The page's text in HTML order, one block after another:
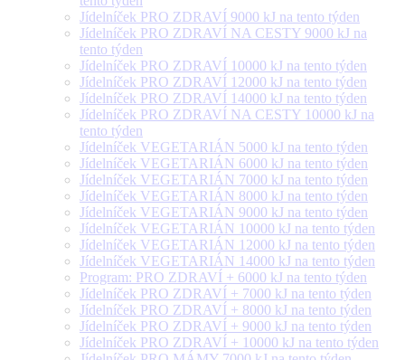
Jídelníček PRO ZDRAVÍ 9000 kJ na tento týden
Jídelníček PRO ZDRAVÍ NA CESTY 9000 kJ na
tento týden
Jídelníček PRO ZDRAVÍ 10000 kJ na tento týden
Jídelníček PRO ZDRAVÍ 12000 kJ na tento týden
Jídelníček PRO ZDRAVÍ 14000 kJ na tento týden
Jídelníček PRO ZDRAVÍ NA CESTY 10000 kJ na
tento týden
Jídelníček VEGETARIÁN 5000 kJ na tento týden
Jídelníček VEGETARIÁN 6000 kJ na tento týden
Jídelníček VEGETARIÁN 7000 kJ na tento týden
Jídelníček VEGETARIÁN 8000 kJ na tento týden
Jídelníček VEGETARIÁN 9000 kJ na tento týden
Jídelníček VEGETARIÁN 10000 kJ na tento týden
Jídelníček VEGETARIÁN 12000 kJ na tento týden
Jídelníček VEGETARIÁN 14000 kJ na tento týden
Program: PRO ZDRAVÍ + 6000 kJ na tento týden
Jídelníček PRO ZDRAVÍ + 7000 kJ na tento týden
Jídelníček PRO ZDRAVÍ + 8000 kJ na tento týden
Jídelníček PRO ZDRAVÍ + 9000 kJ na tento týden
Jídelníček PRO ZDRAVÍ + 10000 kJ na tento týden